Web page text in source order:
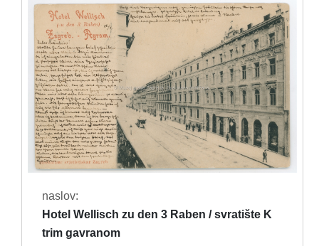
naslov:
Hotel Wellisch zu den 3 Raben / svratište K
trim gavranom